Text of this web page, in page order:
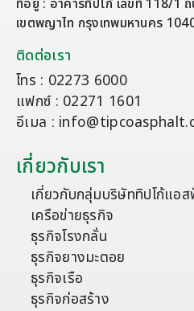
เขตพญาไท กรุงเทพมหานคร
ติดต่อเรา
โทร : 02273 6000
แฟกซ์ : 02271 1601
อีเมล :
เกี่ยวกับเรา
เกี่ยวกับกลุ่มบริษัททิปโก้แอ
เครือข่ายธุรกิจ
ธุรกิจโรงกลั่น
ธุรกิจยางมะตอย
ธุรกิจเรือ
ธุรกิจก่อสร้าง